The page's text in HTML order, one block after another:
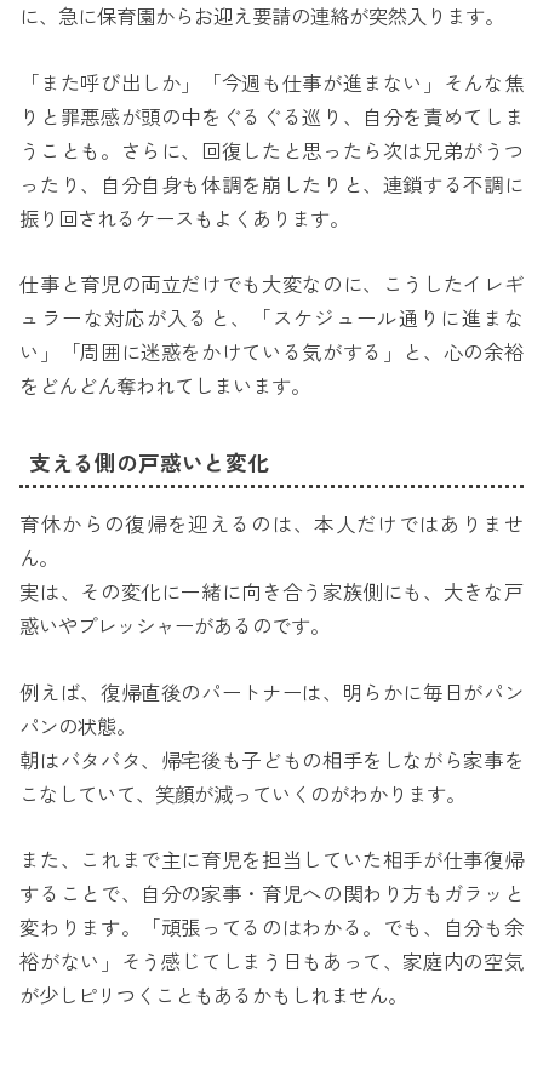
に、急に保育園からお迎え要請の連絡が突然入ります。
「また呼び出しか」「今週も仕事が進まない」そんな焦
りと罪悪感が頭の中をぐるぐる巡り、自分を責めてしま
うことも。さらに、回復したと思ったら次は兄弟がうつ
ったり、自分自身も体調を崩したりと、連鎖する不調に
振り回されるケースもよくあります。
仕事と育児の両立だけでも大変なのに、こうしたイレギ
ュラーな対応が入ると、「スケジュール通りに進まな
い」「周囲に迷惑をかけている気がする」と、心の余裕
をどんどん奪われてしまいます。
支える側の戸惑いと変化
育休からの復帰を迎えるのは、本人だけではありませ
ん。
実は、その変化に一緒に向き合う家族側にも、大きな戸
惑いやプレッシャーがあるのです。
例えば、復帰直後のパートナーは、明らかに毎日がパン
パンの状態。
朝はバタバタ、帰宅後も子どもの相手をしながら家事を
こなしていて、笑顔が減っていくのがわかります。
また、これまで主に育児を担当していた相手が仕事復帰
することで、自分の家事・育児への関わり方もガラッと
変わります。「頑張ってるのはわかる。でも、自分も余
裕がない」そう感じてしまう日もあって、家庭内の空気
が少しピリつくこともあるかもしれません。